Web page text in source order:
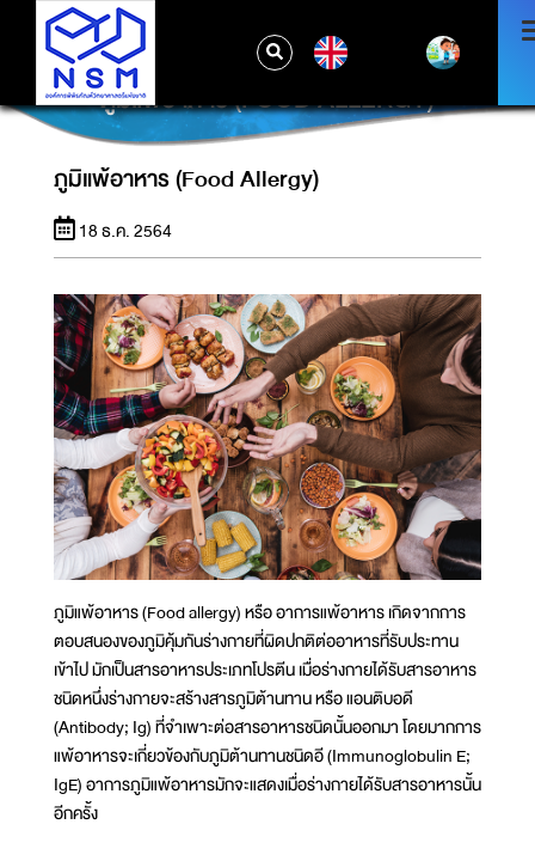
ภูมิแพ้อาหาร (FOOD ALLERGY)
ภูมิแพ้อาหาร (Food Allergy)
18 ธ.ค. 2564
ภูมิแพ้อาหาร (Food allergy) หรือ อาการแพ้อาหาร เกิดจากการ
ตอบสนองของภูมิคุ้มกันร่างกายที่ผิดปกติต่ออาหารที่รับประทาน
เข้าไป มักเป็นสารอาหารประเภทโปรตีน เมื่อร่างกายได้รับสารอาหาร
ชนิดหนึ่งร่างกายจะสร้างสารภูมิต้านทาน หรือ แอนติบอดี
(Antibody; Ig) ที่จำเพาะต่อสารอาหารชนิดนั้นออกมา โดยมากการ
แพ้อาหารจะเกี่ยวข้องกับภูมิต้านทานชนิดอี (Immunoglobulin E;
IgE) อาการภูมิแพ้อาหารมักจะแสดงเมื่อร่างกายได้รับสารอาหารนั้น
อีกครั้ง